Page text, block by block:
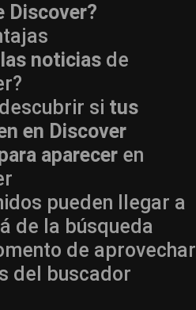
Discover?
noticias de
si tus
en Discover
aparecer en
pueden llegar a
de la búsqueda
de aprovechar
del buscador